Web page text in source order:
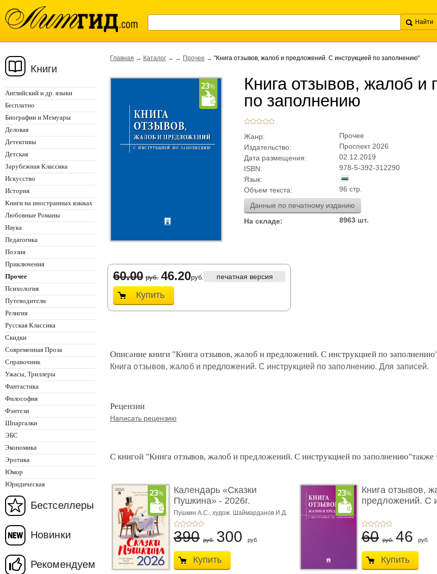
Книги
Английский и др. языки
Бесплатно
Биографии и Мемуары
Деловая
Детективы
Детская
Зарубежная Классика
Искусство
История
Книги на иностранных языках
Любовные Романы
Наука
Педагогика
Поэзия
Приключения
Прочее
Психология
Путеводители
Религия
Русская Классика
Скидки
Современная Проза
Справочник
Ужасы, Триллеры
Фантастика
Философия
Фэнтези
Шпаргалки
ЭБС
Экономика
Эротика
Юмор
Юридическая
Бестселлеры
Новинки
Рекомендуем
Главная → Каталог → → Прочее → "Книга отзывов, жалоб и предложений. С инструкцией по заполнению"
Книга отзывов, жалоб и
по заполнению
Жанр:
Прочее
Издательство:
Проспект 2026
Дата размещения:
02.12.2019
ISBN:
978-5-392-312290
Язык:
Объем текста:
96 стр.
Данные по печатному изданию
На складе:
8963 шт.
60.00 руб. 46.20руб. печатная версия
Купить
Описание книги "Книга отзывов, жалоб и предложений. С инструкцией по
Книга отзывов, жалоб и предложений. С инструкцией по заполнению. Для записей.
Рецензии
Написать рецензию
С книгой "Книга отзывов, жалоб и предложений. С инструкцией по заполнению"также
Календарь «Сказки
Пушкина» - 2026г.
Иллюстрации ...
Пушкин А.С., худож. Шаймарданов И.Д.
390 руб. 300 руб.
Купить
Книга отзывов,
предложений. С
60 руб. 46 руб.
Купить